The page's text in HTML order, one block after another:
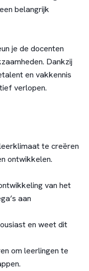
belangrijk
je de docenten
Dankzij
en vakkennis
verlopen.
te creëren
ontwikkelen.
van het
aan
en weet dit
om leerlingen te